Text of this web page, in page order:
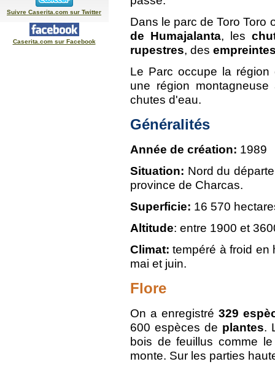
Suivre Caserita.com sur Twitter
Caserita.com sur Facebook
Dans le parc de Toro
de Humajalanta, les
rupestres, des
Le Parc occupe la
une région
chutes d'eau.
Généralités
Année de création: 1989
Situation: Nord du
province de Charcas.
Superficie: 16 570
Altitude: entre 1900 et
Climat: tempéré à froid en
mai et juin.
Flore
On a enregistré 329
600 espèces de plantes.
bois de feuillus comme
monte. Sur les parties